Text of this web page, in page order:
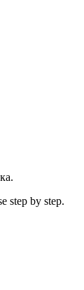
step by step.